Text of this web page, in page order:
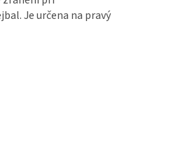
Je určena na pravý